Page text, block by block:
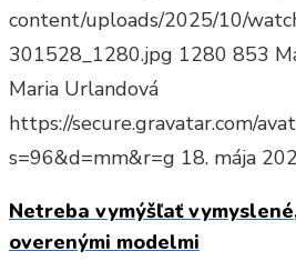
content/uploads/2025/10/
301528_1280.jpg 1280 853
Maria Urlandová
https://secure.gravatar.com/
s=96&d=mm&r=g 18. mája
Netreba vymýšľať
overenými modelmi